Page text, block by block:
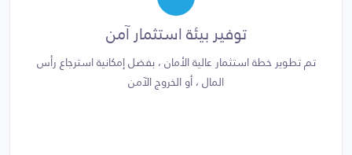
توفير بيئة استثمار آمن
تم تطوير خطة استثمار عالية الأمان ، بفضل إمكانية استرجاع رأس
المال ، أو الخروج الآمن